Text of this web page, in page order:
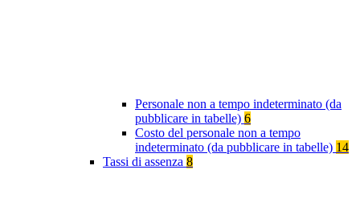
Personale non a tempo indeterminato (da
pubblicare in tabelle) 6
Costo del personale non a tempo
indeterminato (da pubblicare in tabelle) 14
Tassi di assenza 8